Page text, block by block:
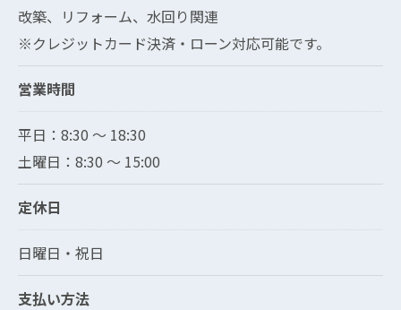
改築、リフォーム、水回り関連
※クレジットカード決済・ローン対応可能です。
営業時間
平日：8:30 〜 18:30
土曜日：8:30 ～ 15:00
定休日
日曜日・祝日
支払い方法